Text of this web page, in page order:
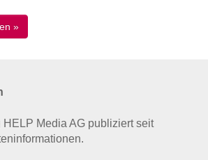
HELP Media AG publiziert seit